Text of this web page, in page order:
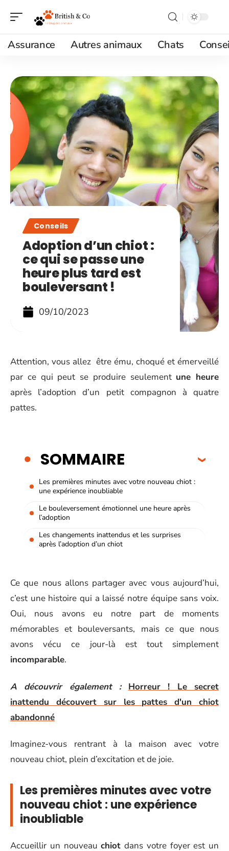
Assurance Autres animaux Chats
Conseils
Adoption d’un chiot :
ce qui se passe une
heure plus tard est
bouleversant !
09/10/2023
Attention, vous allez être ému, choqué et émerveillé
par ce qui peut se produire seulement une heure
après l’adoption d’un petit compagnon à quatre
pattes.
SOMMAIRE
Les premières minutes avec votre nouveau chiot :
une expérience inoubliable
Le bouleversement émotionnel une heure après
l’adoption
Les changements inattendus et les surprises
après l’adoption d’un chiot
Ce que nous allons partager avec vous aujourd’hui,
c’est une histoire qui a laissé notre équipe sans voix.
Oui, nous avons eu notre part de moments
mémorables et bouleversants, mais ce que nous
avons vécu ce jour-là est tout simplement
incomparable.
A découvrir également :
Horreur ! Le secret
inattendu découvert sur les pattes d'un chiot
abandonné
Imaginez-vous rentrant à la maison avec votre
nouveau chiot, plein d’excitation et de joie.
Les premières minutes avec votre
nouveau chiot : une expérience
inoubliable
Accueillir un nouveauchiot dans votre foyer est un